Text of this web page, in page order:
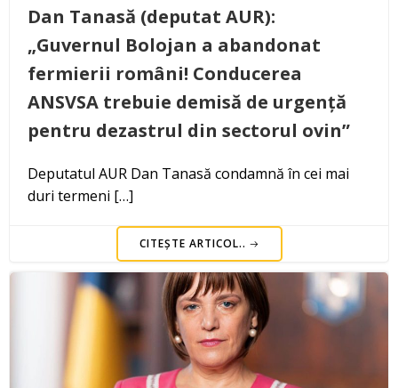
Dan Tanasă (deputat AUR):
„Guvernul Bolojan a abandonat
fermierii români! Conducerea
ANSVSA trebuie demisă de urgență
pentru dezastrul din sectorul ovin”
Deputatul AUR Dan Tanasă condamnă în cei mai
duri termeni […]
CITEȘTE ARTICOL..